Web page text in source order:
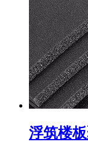
浮筑楼